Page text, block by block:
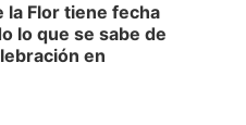
la Flor tiene fecha
lo que se sabe de
en